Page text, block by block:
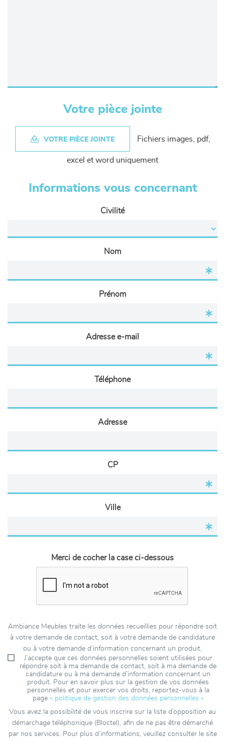
Votre pièce jointe
VOTRE PIÈCE JOINTE Fichiers images, pdf,
excel et word uniquement
Informations vous concernant
Civilité
Nom
Prénom
Adresse e-mail
Téléphone
Adresse
CP
Ville
Merci de cocher la case ci-dessous
Ambiance Meubles traite les données recueillies pour répondre soit
à votre demande de contact, soit à votre demande de candidature
ou à votre demande d’information concernant un produit.
J’accepte que ces données personnelles soient utilisées pour
répondre soit à ma demande de contact, soit à ma demande de
candidature ou à ma demande d’information concernant un
produit. Pour en savoir plus sur la gestion de vos données
personnelles et pour exercer vos droits, reportez-vous à la
page « politique de gestion des données personnelles »
Vous avez la possibilité de vous inscrire sur la liste d’opposition au
démarchage téléphonique (Bloctel), afin de ne pas être démarché
par nos services. Pour plus d’informations, veuillez consulter le site